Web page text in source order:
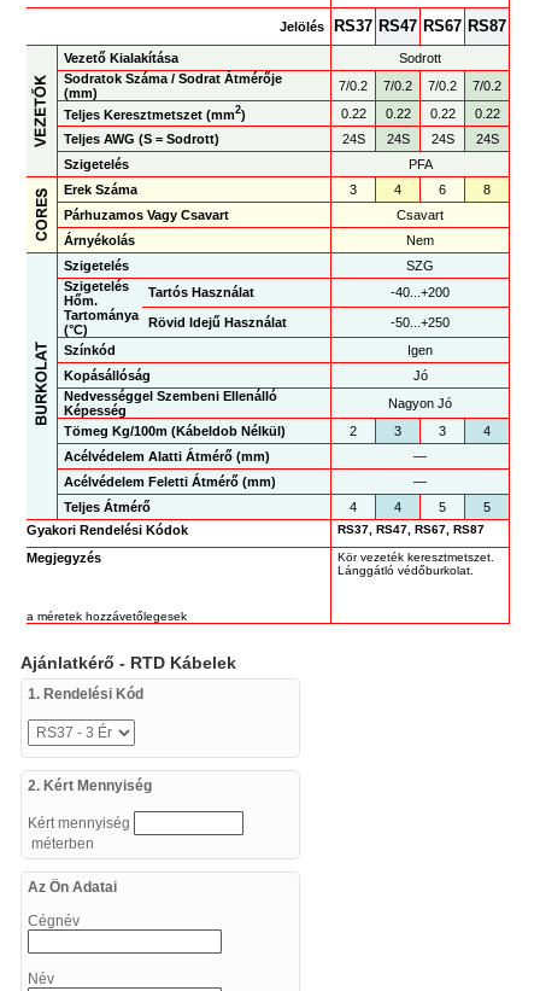
Jelölés RS37 RS47 RS67 RS87
Vezető Kialakítása
Sodrott
Sodratok Száma / Sodrat Átmérője
(mm)
7/0.2 7/0.2 7/0.2
7/0.2
Teljes Keresztmetszet (mm2) 0.22 0.22 0.22
0.22
Teljes AWG (S = Sodrott)
24S 24S 24S
24S
Szigetelés
PFA
Erek Száma
3 4 6
8
Párhuzamos Vagy Csavart
Csavart
Árnyékolás
Nem
Szigetelés
SZG
Szigetelés
Hőm.
Tartománya
(°C)
Tartós Használat -40...+200
Rövid Idejű Használat
-50...+250
Színkód
Igen
Kopásállóság
Jó
Nedvességgel Szembeni Ellenálló
Képesség
Nagyon Jó
Tömeg Kg/100m (Kábeldob Nélkül)
2 3 3
4
Acélvédelem Alatti Átmérő (mm)
—
Acélvédelem Feletti Átmérő (mm)
—
Teljes Átmérő
4 4 5
5
Gyakori Rendelési Kódok
RS37, RS47, RS67, RS87
Megjegyzés
a méretek hozzávetőlegesek
Kör vezeték keresztmetszet.
Lánggátló védőburkolat.
Ajánlatkérő - RTD Kábelek
1. Rendelési Kód
2. Kért Mennyiség
Kért mennyiség
méterben
Az Ön Adatai
Cégnév
Név